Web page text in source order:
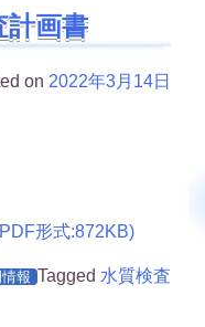
計画書
on 2022年3月14日
形式:872KB)
報 Tagged 水質検査